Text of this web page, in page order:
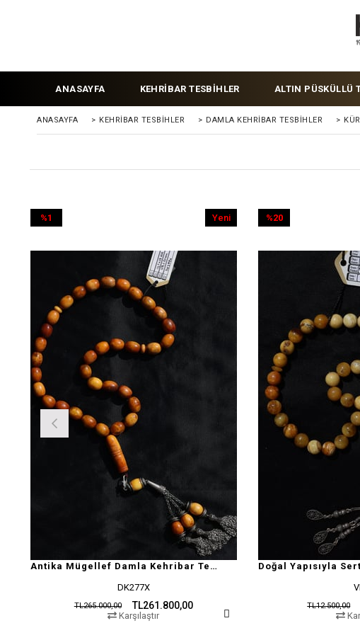
ANASAYFA KEHRİBAR TESBİHLER ALTIN PÜSKÜLLÜ
ANASAYFA > KEHRIBAR TESBIHLER > DAMLA KEHRİBAR TESBİHLER >
Antika Mügellef Damla Kehribar Tesbih
DK277X
TL261.800,00
TL265.000,00
%1
%1İndirim
Yeni
Karşılaştır
TL12.500,00
%20
%20İndirim